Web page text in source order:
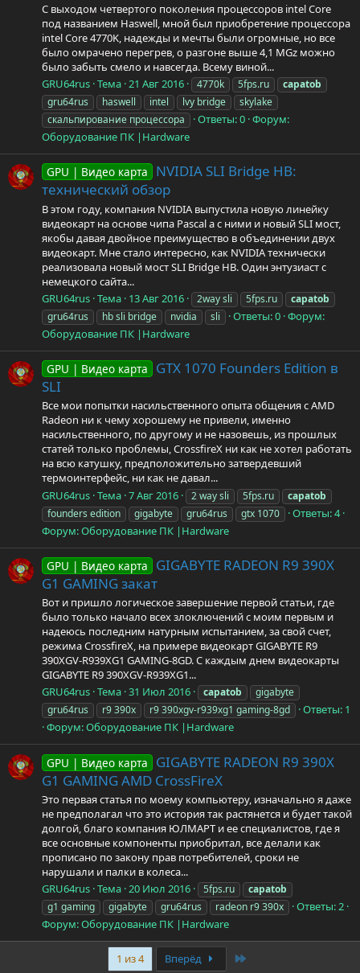
С выходом четвертого поколения процессоров intel Core
под названием Haswell, мной был приобретение процессора
intel Core 4770K, надежды и мечты были огромные, но все
было омрачено перегрев, о разгоне выше 4,1 MGz можно
было забыть смело и навсегда. Всему виной...
GRU64rus Тема 21 Авг 2016 4770k 5fps.ru
capatob
gru64rus
haswell intel lvy bridge
skylake
скальпирование процессора
Ответы: 0 Форум:
Оборудование ПК |Hardware
GPU | Видео карта
NVIDIA SLI Bridge HB:
технический обзор
В этом году, компания NVIDIA выпустила новую линейку
видеокарт на основе чипа Pascal а с ними и новый SLI мост,
якобы давая двойное преимущество в объединении двух
видеокарт. Мне стало интересно, как NVIDIA технически
реализовала новый мост SLI Bridge HB. Один энтузиаст с
немецкого сайта...
GRU64rus Тема 13 Авг 2016 2way sli 5fps.ru
capatob
gru64rus
hb sli bridge nvidia sli Ответы: 0 Форум:
Оборудование ПК |Hardware
GPU | Видео карта
GTX 1070 Founders Edition в
SLI
Все мои попытки насильственного опыта общения с AMD
Radeon ни к чему хорошему не привели, именно
насильственного, по другому и не назовешь, из прошлых
статей только проблемы, CrossfireX ни как не хотел работать
на всю катушку, предположительно затвердевший
термоинтерфейс, ни как не давал...
GRU64rus Тема 7 Авг 2016 2 way sli 5fps.ru
capatob
founders edition
gigabyte gru64rus gtx 1070
Ответы: 4
Форум:Оборудование ПК |Hardware
GPU | Видео карта
GIGABYTE RADEON R9 390X
G1 GAMING закат
Вот и пришло логическое завершение первой статьи, где
было только начало всех злоключений с моим первым и
надеюсь последним натурным испытанием, за свой счет,
режима CrossfireX, на примере видеокарт GIGABYTE R9
390XGV-R939XG1 GAMING-8GD. С каждым днем видеокарты
GIGABYTE R9 390XGV-R939XG1...
GRU64rus Тема 31 Июл 2016 capatob
gigabyte
gru64rus
r9 390x r9 390xgv-r939xg1 gaming-8gd
Ответы: 1
Форум:Оборудование ПК |Hardware
GPU | Видео карта
GIGABYTE RADEON R9 390X
G1 GAMING AMD CrossFireX
Это первая статья по моему компьютеру, изначально я даже
не предполагал что это история так растянется и будет такой
долгой, благо компания ЮЛМАРТ и ее специалистов, где я
все основные компоненты приобритал, все делали как
прописано по закону прав потребителей, сроки не
нарушали и палки в колеса...
GRU64rus Тема 20 Июл 2016 5fps.ru
capatob
g1 gaming
gigabyte gru64rus radeon r9 390x
Ответы: 2
Форум:Оборудование ПК |Hardware
1 из 4 Вперёд